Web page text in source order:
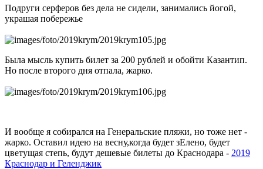
Подруги серферов без дела не сидели, занимались йогой,
украшая побережье
Была мысль купить билет за 200 рублей и обойти Казантип.
Но после второго дня отпала, жарко.
И вообще я собирался на Генеральские пляжи, но тоже нет -
жарко. Оставил идею на весну,когда будет зЕлено, будет
цветущая степь, будут дешевые билеты до Краснодара - 2019
Краснодар и Геленджик